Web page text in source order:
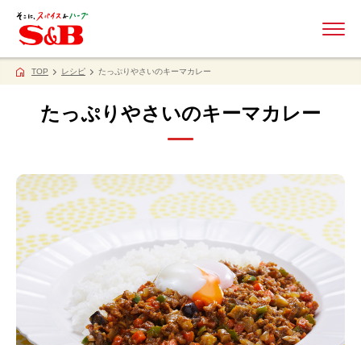
TOP レシピ たっぷりやさいのキーマカレー
たっぷりやさいのキーマカレー